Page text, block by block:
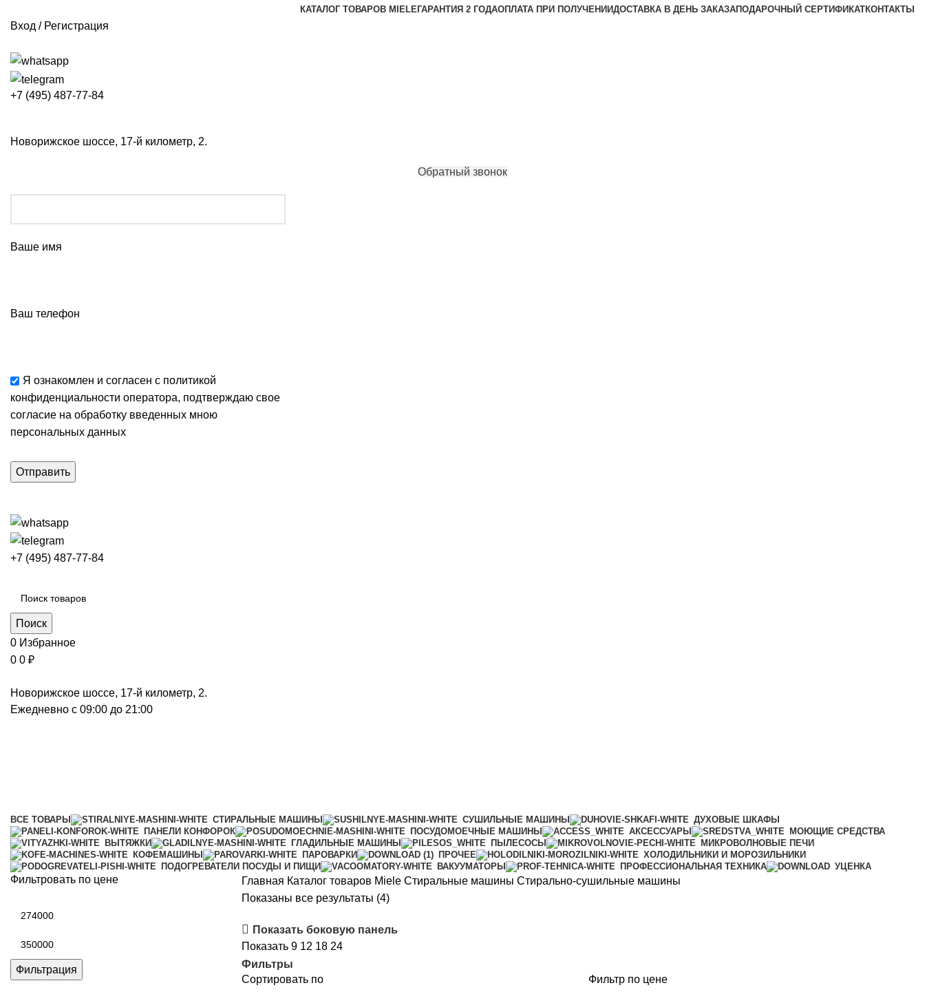
КАТАЛОГ ТОВАРОВ MIELEГАРАНТИЯ 2 ГОДАОПЛАТА ПРИ ПОЛУЧЕНИИДОСТАВКА В ДЕНЬ ЗАКАЗАПОДАРОЧНЫЙ СЕРТИФИКАТКОНТАКТЫ
Вход / Регистрация
+7 (495) 487-77-84
Новорижское шоссе, 17-й километр, 2.
Обратный звонок
Ваше имя
Ваш телефон
Я ознакомлен и согласен с политикой
конфиденциальности оператора, подтверждаю свое
согласие на обработку введенных мною
персональных данных
+7 (495) 487-77-84
Поиск
0 Избранное
0 0 ₽
Новорижское шоссе, 17-й километр, 2.
Ежедневно с 09:00 до 21:00
ВСЕ ТОВАРЫ СТИРАЛЬНЫЕ МАШИНЫ СУШИЛЬНЫЕ МАШИНЫ
ДУХОВЫЕ ШКАФЫ
ПАНЕЛИ КОНФОРОК
ПОСУДОМОЕЧНЫЕ МАШИНЫ АКСЕССУАРЫ
МОЮЩИЕ СРЕДСТВА
ВЫТЯЖКИ
ГЛАДИЛЬНЫЕ МАШИНЫ ПЫЛЕСОСЫ
МИКРОВОЛНОВЫЕ ПЕЧИ
КОФЕМАШИНЫ
ПАРОВАРКИ ПРОЧЕЕ
ХОЛОДИЛЬНИКИ И МОРОЗИЛЬНИКИ
ПОДОГРЕВАТЕЛИ ПОСУДЫ И ПИЩИ
ВАКУУМАТОРЫ ПРОФЕССИОНАЛЬНАЯ ТЕХНИКА УЦЕНКА
Фильтровать по цене
Фильтрация
Главная Каталог товаров Miele Стиральные машины Стирально-сушильные машины
Показаны все результаты (4)Сортировка:
популярности
Показать боковую панель
Показать 9 12 18 24
Фильтры
Сортировать по
Фильтр по цене